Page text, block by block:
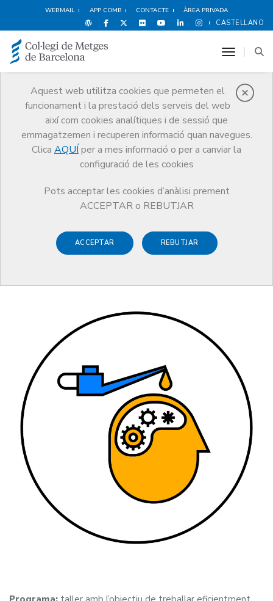
WEBMAIL APP COMB CONTACTE ÀREA PRIVADA
CASTELLANO
Aquest web utilitza cookies que permeten el
funcionament i la prestació dels serveis del web
així com cookies analítiques i de sessió que
emmagatzemen i recuperen informació quan navegues.
Clica AQUÍ per a mes informació o per a canviar la
configuració de les cookies
Pots acceptar les cookies d’anàlisi prement
ACCEPTAR o REBUTJAR
ACCEPTAR REBUTJAR
toggle
Protecció social
Salut i benestar del metge
Protecció social
Ajuts i prestacions del programa
Taller d'estimulació cognitiva - No oblidis la teva memòria
Taller d'estimulació
cognitiva - No oblidis la teva
memòria